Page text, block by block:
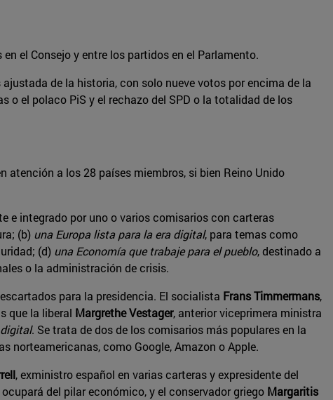
el Consejo y entre los partidos en el Parlamento.
de la historia, con solo nueve votos por encima de la
el polaco PiS y el rechazo del SPD o la totalidad de los
atención a los 28 países miembros, si bien Reino Unido
e integrado por uno o varios comisarios con carteras
(b) una Europa lista para la era digital, para temas como
(d) una Economía que trabaje para el pueblo, destinado a
o la administración de crisis.
para la presidencia. El socialista Frans Timmermans,
que la liberal Margrethe Vestager, anterior viceprimera ministra
. Se trata de dos de los comisarios más populares en la
norteamericanas, como Google, Amazon o Apple.
, exministro español en varias carteras y expresidente del
ocupará del pilar económico, y el conservador griego Margaritis